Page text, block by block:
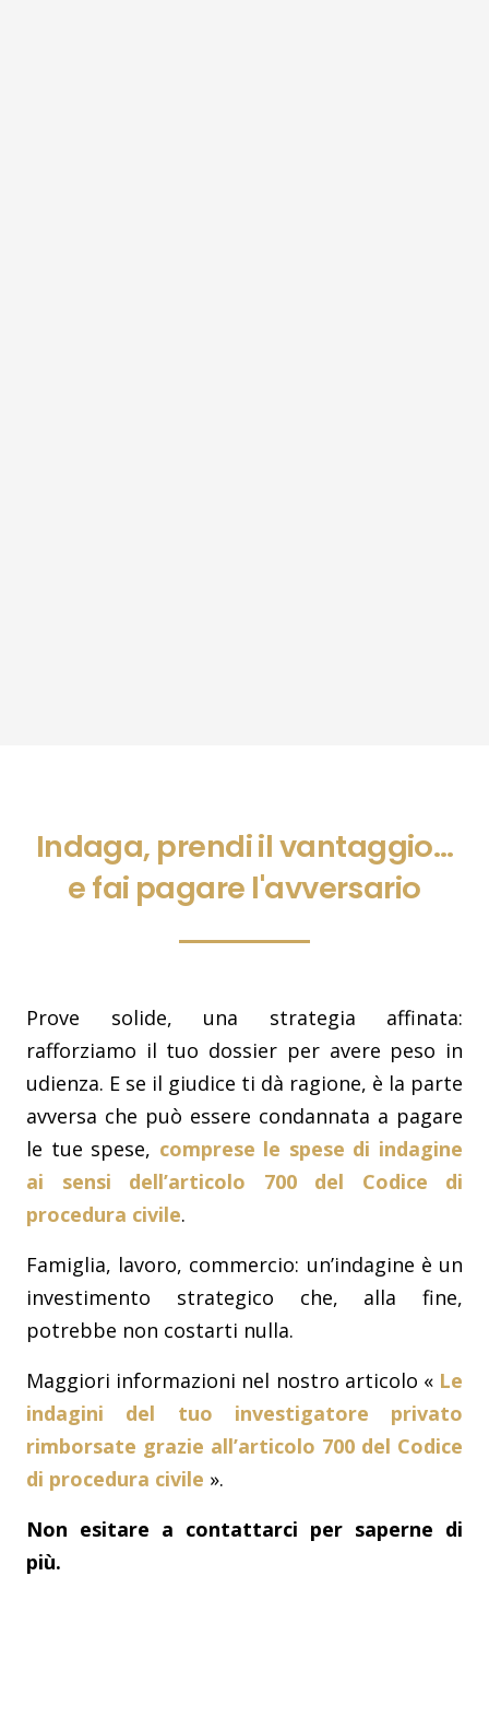
Indaga, prendi il vantaggio…
e fai pagare l'avversario
Prove solide, una strategia affinata:
rafforziamo il tuo dossier per avere peso in
udienza. E se il giudice ti dà ragione, è la parte
avversa che può essere condannata a pagare
le tue spese, comprese le spese di indagine
ai sensi dell’articolo 700 del Codice di
procedura civile.
Famiglia, lavoro, commercio: un’indagine è un
investimento strategico che, alla fine,
potrebbe non costarti nulla.
Maggiori informazioni nel nostro articolo « Le
indagini del tuo investigatore privato
rimborsate grazie all’articolo 700 del Codice
di procedura civile ».
Non esitare a contattarci per saperne di
più.